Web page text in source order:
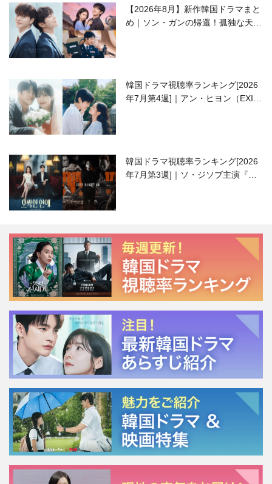
【2026年8月】新作韓国ドラマまと
め｜ソン・ガンの帰還！孤独な天才
韓国ドラマ視聴率ランキング[2026
年7月第4週]｜アン・ヒヨン（EXID
韓国ドラマ視聴率ランキング[2026
年7月第3週]｜ソ・ジソブ主演『エ